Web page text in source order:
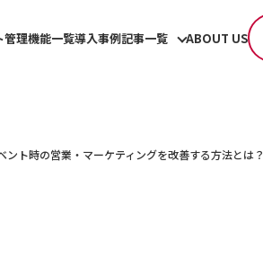
管理機能一覧導入事例記事一覧 ABOUT US
ント時の営業・マーケティングを改善する方法とは